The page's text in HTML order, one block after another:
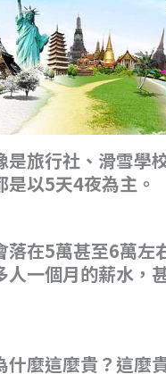
是旅行社、滑雪學
是以5天4夜為主。
落在5萬甚至6萬左
人一個月的薪水，
什麼這麼貴？這麼